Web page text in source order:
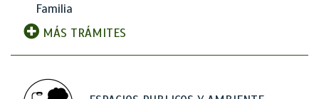
Familia
MÁS TRÁMITES